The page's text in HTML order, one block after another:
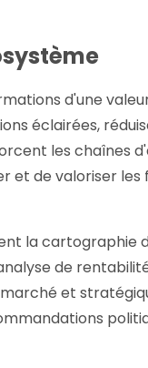
d'une
éclairées,
les chaînes
et de valoriser les
la cartographie
de
et